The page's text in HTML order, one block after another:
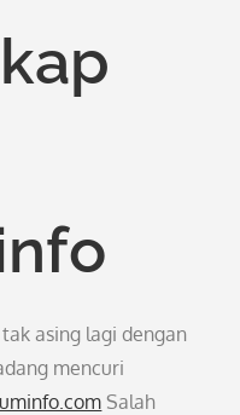
asing lagi dengan
mencuri
Salah